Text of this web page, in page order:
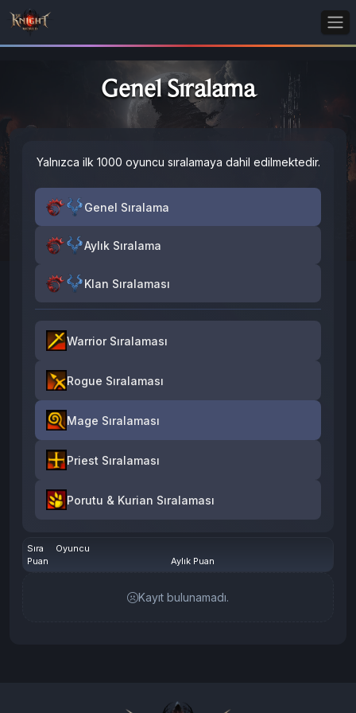
Genel Sıralama
Yalnızca ilk 1000 oyuncu sıralamaya dahil edilmektedir.
Genel Sıralama
Aylık Sıralama
Klan Sıralaması
Warrior Sıralaması
Rogue Sıralaması
Mage Sıralaması
Priest Sıralaması
Porutu & Kurian Sıralaması
Sıra
Oyuncu
Puan
Aylık Puan
Kayıt bulunamadı.